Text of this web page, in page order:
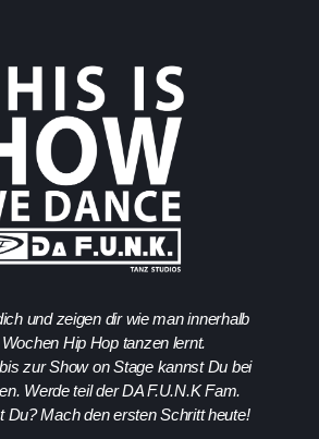
und zeigen dir wie man innerhalb
Hip Hop tanzen lernt.
zur Show on Stage kannst Du bei
Werde teil der DA F.U.N.K Fam.
Du? Mach den ersten Schritt heute!